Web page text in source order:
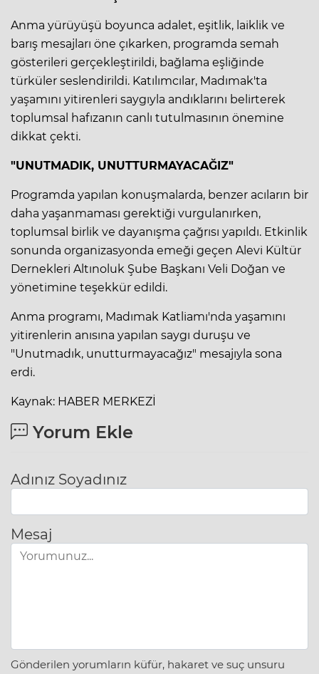
Anma yürüyüşü boyunca adalet, eşitlik, laiklik ve
barış mesajları öne çıkarken, programda semah
gösterileri gerçekleştirildi, bağlama eşliğinde
türküler seslendirildi. Katılımcılar, Madımak'ta
yaşamını yitirenleri saygıyla andıklarını belirterek
toplumsal hafızanın canlı tutulmasının önemine
dikkat çekti.
"UNUTMADIK, UNUTTURMAYACAĞIZ"
Programda yapılan konuşmalarda, benzer acıların bir
daha yaşanmaması gerektiği vurgulanırken,
toplumsal birlik ve dayanışma çağrısı yapıldı. Etkinlik
sonunda organizasyonda emeği geçen Alevi Kültür
Dernekleri Altınoluk Şube Başkanı Veli Doğan ve
yönetimine teşekkür edildi.
Anma programı, Madımak Katliamı'nda yaşamını
yitirenlerin anısına yapılan saygı duruşu ve
"Unutmadık, unutturmayacağız" mesajıyla sona
erdi.
Kaynak: HABER MERKEZİ
Yorum Ekle
Adınız Soyadınız
Mesaj
Gönderilen yorumların küfür, hakaret ve suç unsuru